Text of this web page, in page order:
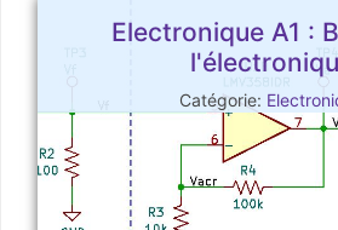
Electronique A1 :
Catégorie: